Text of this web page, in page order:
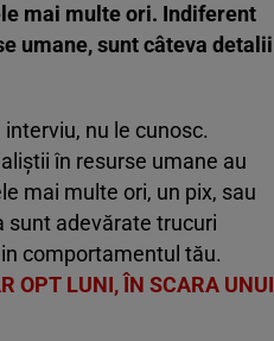
mai multe ori. Indiferent
umane, sunt câteva detalii
nu le cunosc.
în resurse umane au
mai multe ori, un pix, sau
sunt adevărate trucuri
comportamentul tău.
OPT LUNI, ÎN SCARA UNUI